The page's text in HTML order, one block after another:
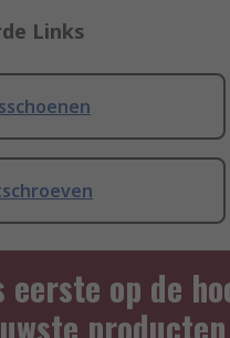
Links
eerste op de